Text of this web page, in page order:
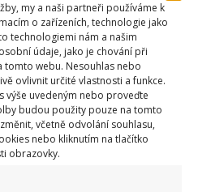
my a naši partneři používáme k
o zařízeních, technologie jako
technologiemi nám a našim
údaje, jako je chování při
tomto webu. Nesouhlas nebo
ovlivnit určité vlastnosti a funkce.
výše uvedeným nebo proveďte
budou použity pouze na tomto
včetně odvolání souhlasu,
nebo kliknutím na tlačítko
obrazovky.
Kč hrozí za nesprávné sekání i
Záleží i na prostředku a lokaci